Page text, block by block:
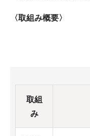
〈取組み概要〉
取組
み